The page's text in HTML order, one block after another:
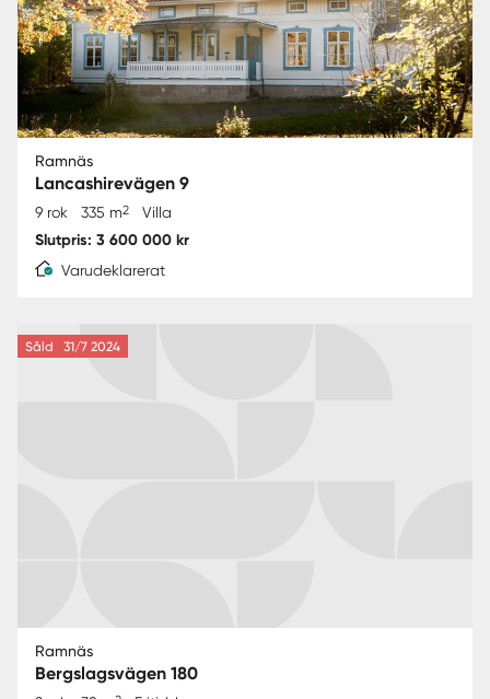
Ramnäs
Lancashirevägen 9
9 rok 335 m2 Villa
Slutpris: 3 600 000 kr
Varudeklarerat
Såld 31/7 2024
Ramnäs
Bergslagsvägen 180